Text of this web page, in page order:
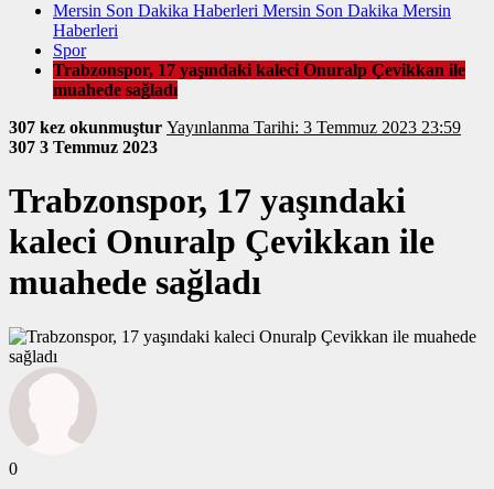
Mersin Son Dakika Haberleri Mersin Son Dakika Mersin
Haberleri
Spor
Trabzonspor, 17 yaşındaki kaleci Onuralp Çevikkan ile
muahede sağladı
307 kez okunmuştur
Yayınlanma Tarihi: 3 Temmuz 2023 23:59
307 3 Temmuz 2023
Trabzonspor, 17 yaşındaki
kaleci Onuralp Çevikkan ile
muahede sağladı
0